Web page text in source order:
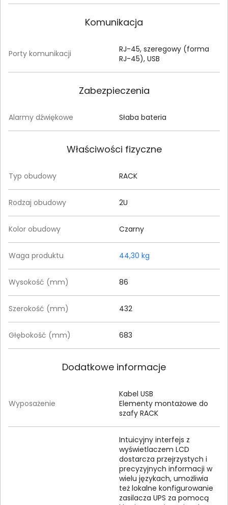
Komunikacja
Porty komunikacji
RJ-45, szeregowy (forma
RJ-45), USB
Zabezpieczenia
Alarmy dźwiękowe Słaba bateria
Właściwości fizyczne
Typ obudowy RACK
Rodzaj obudowy 2U
Kolor obudowy Czarny
Waga produktu 44,30 kg
Wysokość (mm) 86
Szerokość (mm) 432
Głębokość (mm) 683
Dodatkowe informacje
Wyposażenie
Kabel USB
Elementy montażowe do
szafy RACK
Intuicyjny interfejs z
wyświetlaczem LCD
dostarcza przejrzystych i
precyzyjnych informacji w
wielu językach, umożliwia
też lokalne konfigurowanie
zasilacza UPS za pomocą